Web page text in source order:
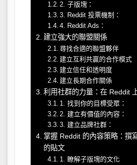
2. 子版塊：
3. Reddit 投票機制：
4. Reddit Ads：
建立強大的聯盟關係
尋找合適的聯盟夥伴
建立互利共贏的合作模式
建立信任和透明度
建立長期合作關係
利用社群的力量：在 Reddit
1. 找到你的目標受眾：
2. 建立有價值的內容：
3. 建立品牌社群：
掌握 Reddit 的內容策略：撰
的貼文
1. 瞭解子版塊的文化